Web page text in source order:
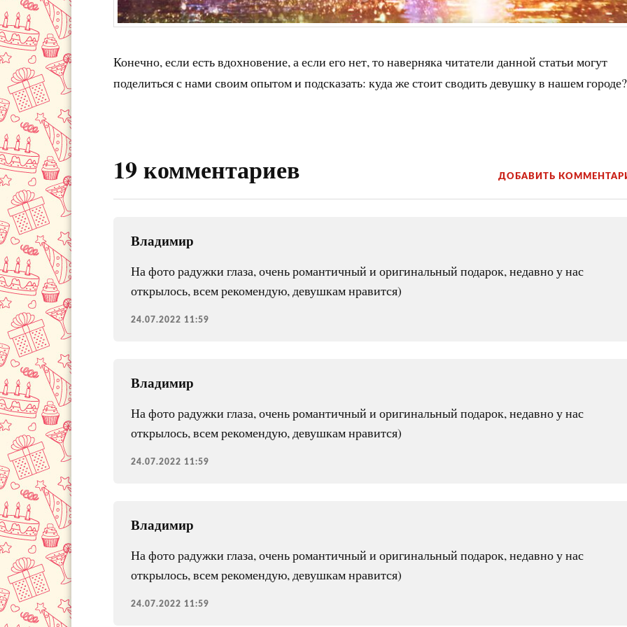
Конечно, если есть вдохновение, а если его нет, то наверняка читатели данной статьи могут
поделиться с нами своим опытом и подсказать: куда же стоит сводить девушку в нашем городе?
19 комментариев ДОБАВИТЬ
Владимир
На фото радужки глаза, очень романтичный и оригинальный подарок, недавно у нас
открылось, всем рекомендую, девушкам нравится)
24.07.2022 11:59
Владимир
На фото радужки глаза, очень романтичный и оригинальный подарок, недавно у нас
открылось, всем рекомендую, девушкам нравится)
24.07.2022 11:59
Владимир
На фото радужки глаза, очень романтичный и оригинальный подарок, недавно у нас
открылось, всем рекомендую, девушкам нравится)
24.07.2022 11:59